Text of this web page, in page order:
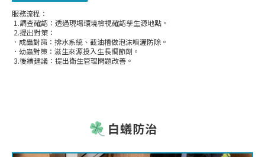
服務流程：
1.調查確認：透過現場環境檢視確認孳生源地點。
2.提出對策：
．成蟲對策：排水系統、截油槽做泡沫噴灑防除。
．幼蟲對策：滋生來源投入生長調節劑。
3.後續建議：提出衛生管理問題改善。
白蟻防治